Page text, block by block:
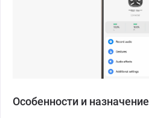
Особенности и назначение